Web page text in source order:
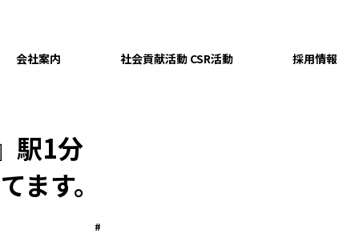
会社案内 社会貢献活動 CSR活動 採用情報
駅1分
す。